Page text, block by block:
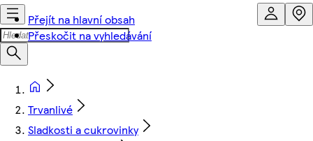
Přejít na hlavní obsah
Přeskočit na vyhledávání
Trvanlivé
Sladkosti a cukrovinky